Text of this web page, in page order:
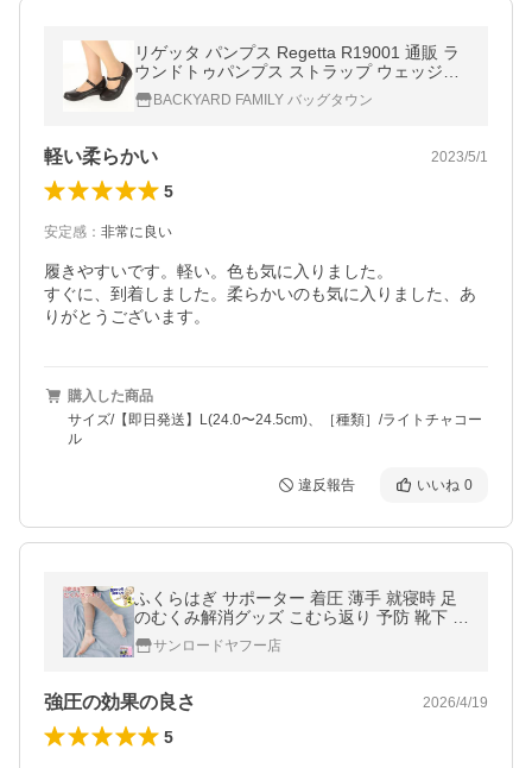
リゲッタ パンプス Regetta R19001 通販 ラ
ウンドトゥパンプス ストラップ ウェッジソ
ール レディース ラウンドトゥ ウェッジパン
プス ヒール 5cm
BACKYARD FAMILY バッグタウン
軽い柔らかい 2023/5/1
5
安定感 ： 非常に良い
履きやすいです。軽い。色も気に入りました。
すぐに、到着しました。柔らかいのも気に入りました、あ
りがとうございます。
購入した商品
サイズ/【即日発送】L(24.0〜24.5cm)、［種類］/ライトチャコー
ル
違反報告 いいね 0
ふくらはぎ サポーター 着圧 薄手 就寝時 足
のむくみ解消グッズ こむら返り 予防 靴下 足
の冷え対策 高齢者 足が疲れない 着圧ソック
ス 男性用 女性用 夜用
サンロードヤフー店
強圧の効果の良さ 2026/4/19
5